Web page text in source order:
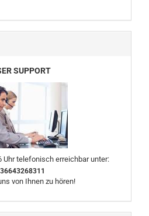
SUPPORT
Uhr telefonisch erreichbar unter:
von Ihnen zu hören!